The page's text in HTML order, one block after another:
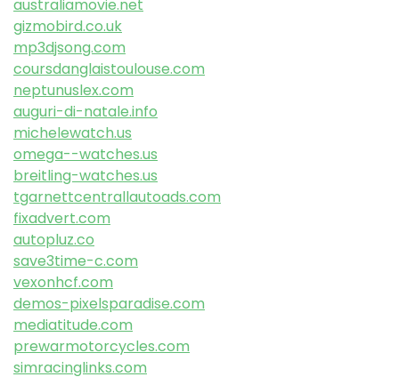
australiamovie.net
gizmobird.co.uk
mp3djsong.com
coursdanglaistoulouse.com
neptunuslex.com
auguri-di-natale.info
michelewatch.us
omega--watches.us
breitling-watches.us
tgarnettcentrallautoads.com
fixadvert.com
autopluz.co
save3time-c.com
vexonhcf.com
demos-pixelsparadise.com
mediatitude.com
prewarmotorcycles.com
simracinglinks.com